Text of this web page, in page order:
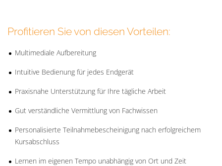
Profitieren Sie von diesen Vorteilen:
Multimediale Aufbereitung
Intuitive Bedienung für jedes Endgerät
Praxisnahe Unterstützung für Ihre tägliche Arbeit
Gut verständliche Vermittlung von Fachwissen
Personalisierte Teilnahmebescheinigung nach erfolgreichem
Kursabschluss
Lernen im eigenen Tempo unabhängig von Ort und Zeit